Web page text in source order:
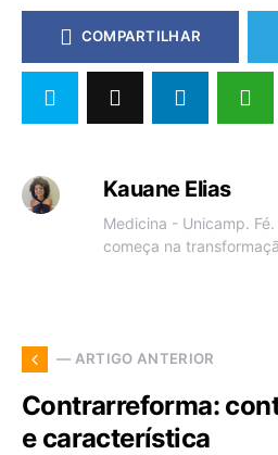
COMPARTILHAR
Kauane Elias
Medicina - Unicamp.
começa na
— ARTIGO ANTERIOR
Contrarreforma:
e característica